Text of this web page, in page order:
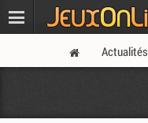
Actualités